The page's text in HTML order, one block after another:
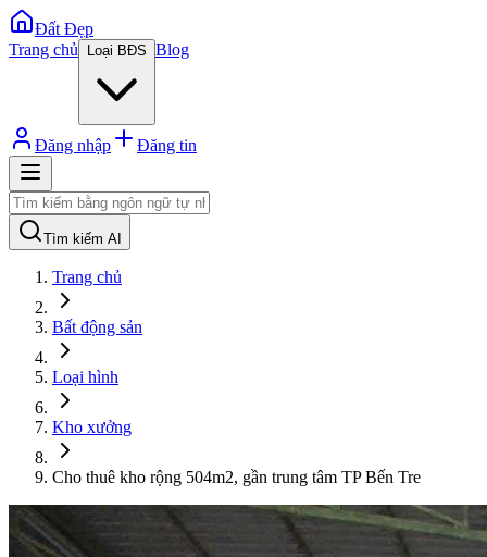
Đất Đẹp
Trang chủ
Loại BĐS Blog
Đăng nhập Đăng tin
Tìm kiếm AI
Trang chủ
Bất động sản
Loại hình
Kho xưởng
Cho thuê kho rộng 504m2, gần trung tâm TP Bến Tre